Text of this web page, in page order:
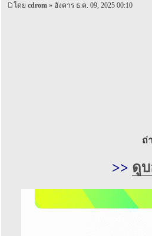
โดย cdrom» อังคาร ธ.ค. 09, 2025 00:10
ถ่
>> ดู